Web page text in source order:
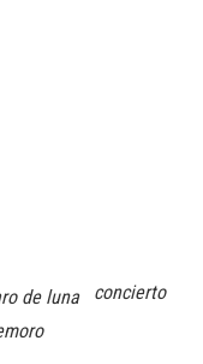
de luna
concierto